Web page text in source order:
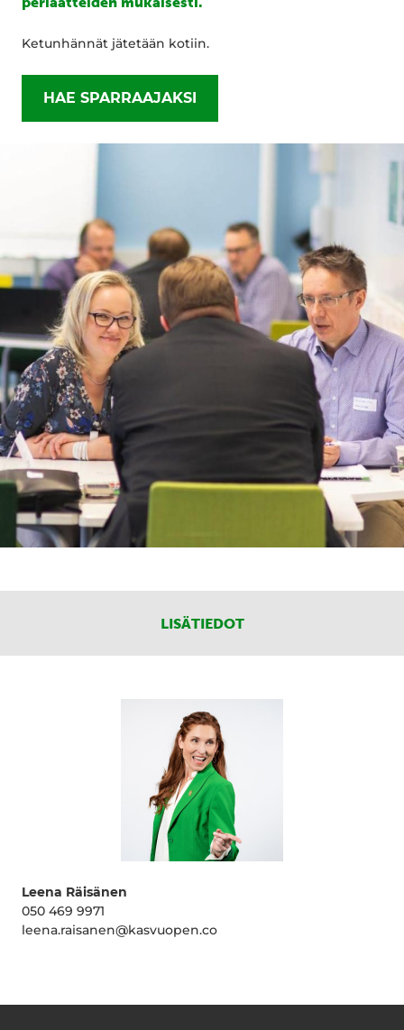
Ketunhännät jätetään kotiin.
HAE SPARRAAJAKSI
LISÄTIEDOT
Leena Räisänen
050 469 9971
leena.raisanen@kasvuopen.co